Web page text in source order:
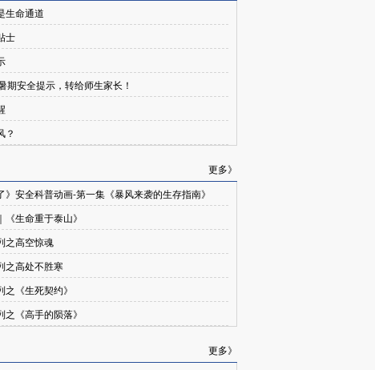
生命通道
士
期安全提示，转给师生家长！
？
更多》
》安全科普动画-第一集《暴风来袭的生存指南》
《生命重于泰山》
之高空惊魂
之高处不胜寒
之《生死契约》
之《高手的陨落》
更多》